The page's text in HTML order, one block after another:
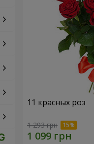
11 красных роз
1 293 грн